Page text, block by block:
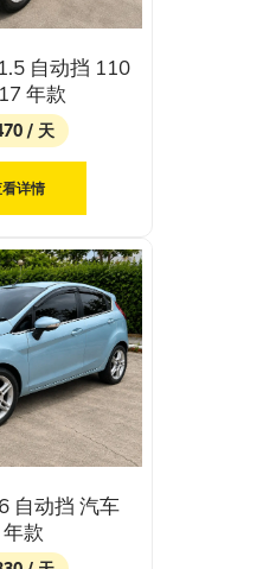
自动挡 110
年款
/ 天
详情
自动挡 汽车
款